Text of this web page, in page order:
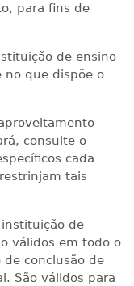
para fins de
de ensino
no que dispõe o
consulte o
cada
tais
instituição de
válidos em todo o
conclusão de
São válidos para